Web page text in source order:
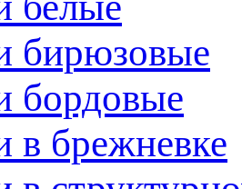
бирюзовые
бордовые
в брежневке